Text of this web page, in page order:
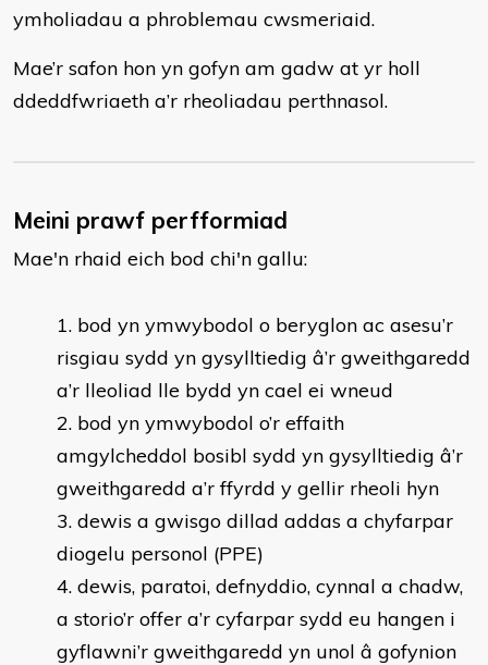
ymholiadau a phroblemau cwsmeriaid.
Mae’r safon hon yn gofyn am gadw at yr holl
ddeddfwriaeth a’r rheoliadau perthnasol.
Meini prawf perfformiad
Mae'n rhaid eich bod chi'n gallu:
​bod yn ymwybodol o beryglon ac asesu’r
risgiau sydd yn gysylltiedig â’r gweithgaredd
a’r lleoliad lle bydd yn cael ei wneud
bod yn ymwybodol o’r effaith
amgylcheddol bosibl sydd yn gysylltiedig â’r
gweithgaredd a’r ffyrdd y gellir rheoli hyn
dewis a gwisgo dillad addas a chyfarpar
diogelu personol (PPE)
dewis, paratoi, defnyddio, cynnal a chadw,
a storio’r offer a’r cyfarpar sydd eu hangen i
gyflawni’r gweithgaredd yn unol â gofynion